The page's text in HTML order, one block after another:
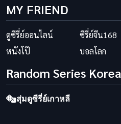
MY FRIEND
ดูซีรี่ย์ออนไลน์ ซีรี่ย์จีน168
หนังโป๊
บอลโลก
Random Series Korea
สุ่มดูซีรี่ย์เกาหลี